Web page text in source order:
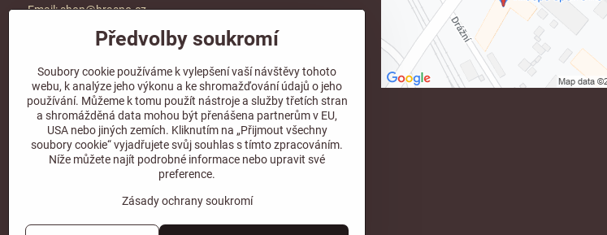
Email:shop@hraspo.cz
Obchodní podmínky
Více info v sekcikontakt
Sledujte naše sociální sítě!
Předvolby soukromí
Soubory cookie používáme k vylepšení vaší návštěvy tohoto
webu, k analýze jeho výkonu a ke shromažďování údajů o jeho
používání. Můžeme k tomu použít nástroje a služby třetích stran
a shromážděná data mohou být přenášena partnerům v EU,
USA nebo jiných zemích. Kliknutím na „Přijmout všechny
soubory cookie“ vyjadřujete svůj souhlas s tímto zpracováním.
Níže můžete najít podrobné informace nebo upravit své
preference.
Zásady ochrany soukromí